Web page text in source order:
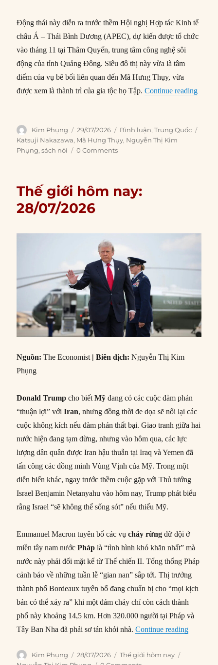
Động thái này diễn ra trước thềm Hội nghị Hợp tác Kinh tế
châu Á – Thái Bình Dương (APEC), dự kiến được tổ chức
vào tháng 11 tại Thâm Quyến, trung tâm công nghệ sôi
động của tỉnh Quảng Đông. Siêu đô thị này vừa là tâm
điểm của vụ bê bối liên quan đến Mã Hưng Thụy, vừa
được xem là thành trì của gia tộc họ Tập.Continue reading“Tập
Author
Kim Phụng
Posted
on
29/07/2026 Categories
Bình luận,Trung Quốc
Katsuji Nakazawa, Mã Hưng Thụy, Nguyễn Thị Kim
Phụng,sách nói 0 Comments
Thế giới hôm nay:
28/07/2026
Nguồn:The Economist | Biên dịch:Nguyễn Thị Kim
Phụng
Donald Trump cho biếtMỹ đang có các cuộc đàm phán
“thuận lợi” vớiIran, nhưng đồng thời đe dọa sẽ nối lại các
cuộc không kích nếu đàm phán thất bại. Giao tranh giữa hai
nước hiện đang tạm dừng, nhưng vào hôm qua, các lực
lượng dân quân được Iran hậu thuẫn tại Iraq và Yemen đã
tấn công các đồng minh Vùng Vịnh của Mỹ. Trong một
diễn biến khác, ngay trước thềm cuộc gặp với Thủ tướng
Israel Benjamin Netanyahu vào hôm nay, Trump phát biểu
rằng Israel “sẽ không thể sống sót” nếu thiếu Mỹ.
Emmanuel Macron tuyên bố các vụcháy rừng dữ dội ở
miền tây nam nướcPháp là “tình hình khó khăn nhất” mà
nước này phải đối mặt kể từ Thế chiến II. Tổng thống Pháp
cảnh báo về những tuần lễ “gian nan” sắp tới. Thị trưởng
thành phố Bordeaux tuyên bố đang chuẩn bị cho “mọi kịch
bản có thể xảy ra” khi một đám cháy chỉ còn cách thành
phố này khoảng 14,5 km. Hơn 320.000 người tại Pháp và
Tây Ban Nha đã phải sơ tán khỏi nhà.Continue reading“Thế
Author
Kim Phụng
Posted
28/07/2026 Categories
Thế giới hôm nay